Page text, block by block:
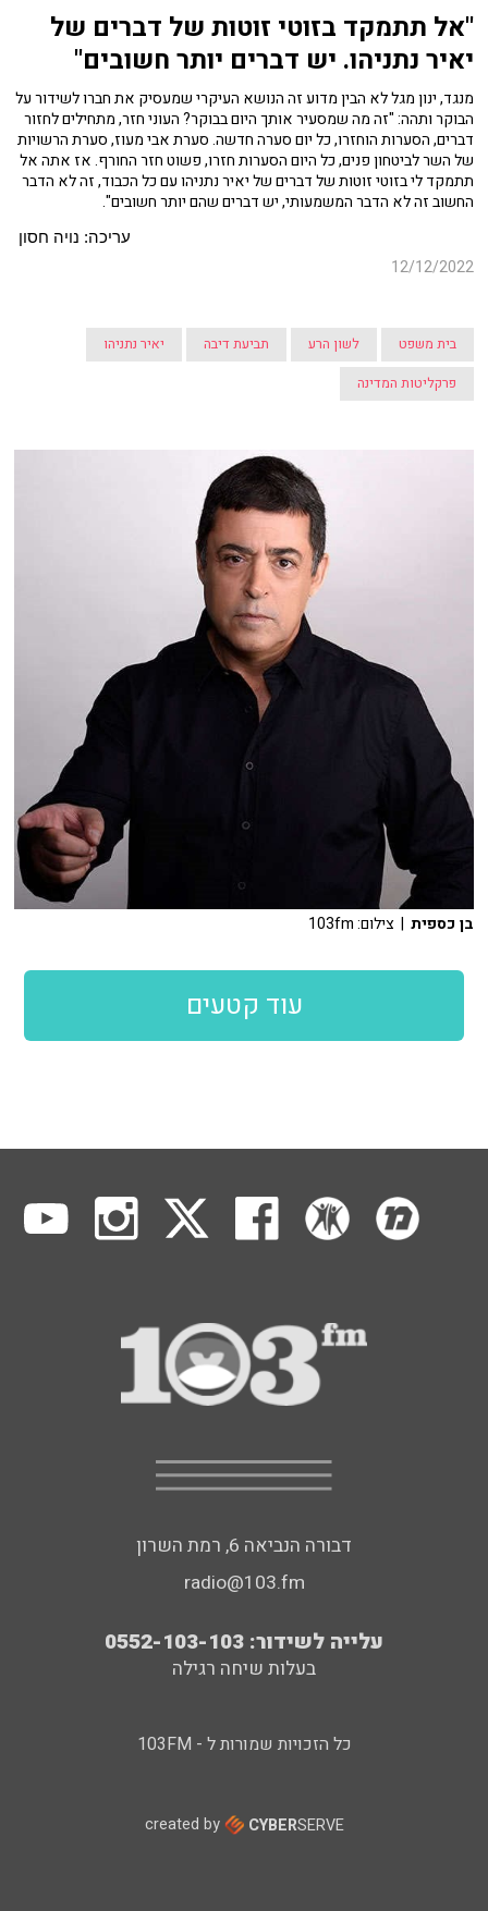
"אל תתמקד בזוטי זוטות של דברים של
יאיר נתניהו. יש דברים יותר חשובים"
מנגד, ינון מגל לא הבין מדוע זה הנושא העיקרי שמעסיק את חברו לשידור על
הבוקר ותהה: "זה מה שמסעיר אותך היום בבוקר? העוני חזר, מתחילים לחזור
דברים, הסערות הוחזרו, כל יום סערה חדשה. סערת אבי מעוז, סערת הרשויות
של השר לביטחון פנים, כל היום הסערות חזרו, פשוט חזר החורף. אז אתה אל
תתמקד לי בזוטי זוטות של דברים של יאיר נתניהו עם כל הכבוד, זה לא הדבר
החשוב זה לא הדבר המשמעותי, יש דברים שהם יותר חשובים".
עריכה: נויה חסון
12/12/2022
בית משפט לשון הרע תביעת דיבה
יאיר נתניהו
פרקליטות המדינה
בן כספית | צילום: 103fm
עוד קטעים
דבורה הנביאה 6, רמת השרון
radio@103.fm
עלייה לשידור: 0552-103-103
בעלות שיחה רגילה
כל הזכויות שמורות ל - 103FM
created by CYBERSERVE